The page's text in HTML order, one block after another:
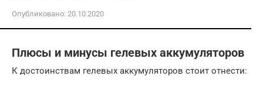
Опубликовано: 20.10.2020
Плюсы и минусы гелевых аккумуляторов
К достоинствам гелевых аккумуляторов стоит отнести: